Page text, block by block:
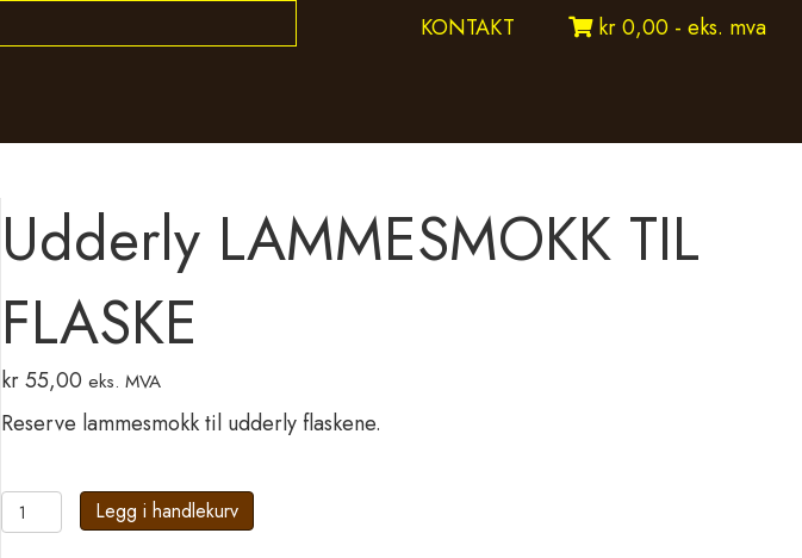
KONTAKT kr 0,00 - eks. mva
Udderly LAMMESMOKK TIL
FLASKE
kr55,00 eks. MVA
Reserve lammesmokk til udderly flaskene.
Udderly
LAMMESMOKK
Legg i handlekurv